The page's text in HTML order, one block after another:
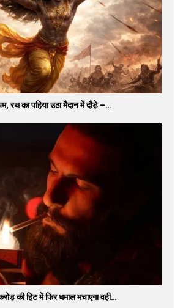
रथ का पहिया उठा मैदान में दौड़े –…
की हिट में फिर धमाल मचाएगा वही…